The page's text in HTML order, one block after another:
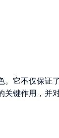
它不仅保证
键作用，并